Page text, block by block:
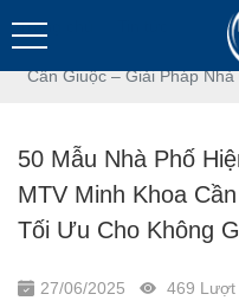
Trang chủ
50 Mẫu Nhà Phố Hiện Đại
Cần Giuộc – Giải Pháp
50 Mẫu Nhà Phố
MTV Minh Khoa
Tối Ưu Cho Không
27/06/2025 469 Lượt